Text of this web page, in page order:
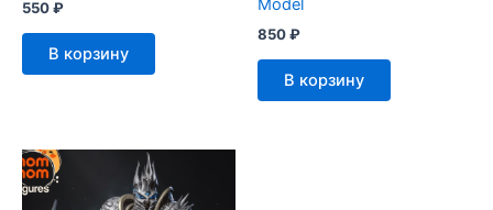
550₽
В корзину
Model
850₽
В корзину